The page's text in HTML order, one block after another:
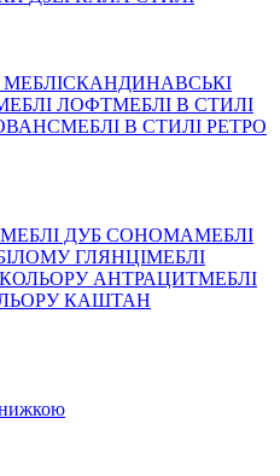
СКАНДИНАВСЬКІ
ЛОФТМЕБЛІ В СТИЛІ
МЕБЛІ В СТИЛІ РЕТРО
МЕБЛІ ДУБ СОНОМАМЕБЛІ
ГЛЯНЦІМЕБЛІ
АНТРАЦИТМЕБЛІ
КАШТАН